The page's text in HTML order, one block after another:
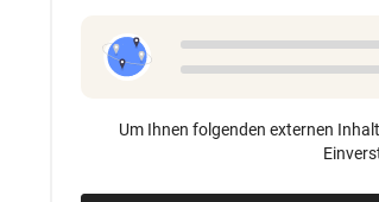
Um Ihnen folgenden externen